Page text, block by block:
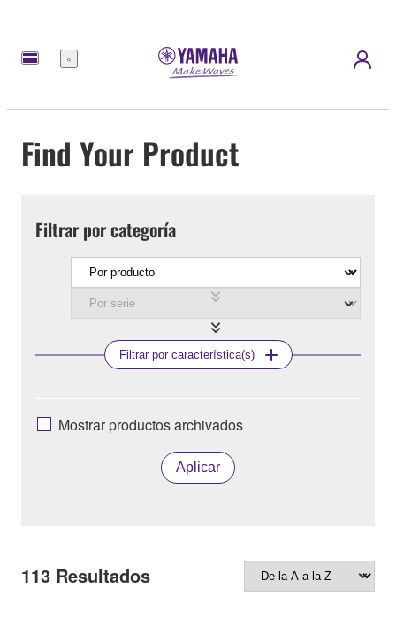
Menú
Find Your Product
Filtrar por categoría
Filtrar por característica(s)
Mostrar productos archivados
Aplicar
113 Resultados